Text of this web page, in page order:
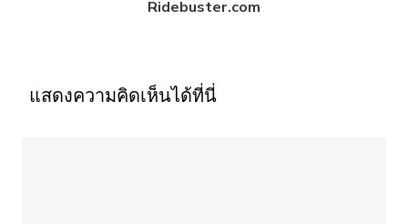
Ridebuster.com
แสดงความคิดเห็นได้ที่นี่